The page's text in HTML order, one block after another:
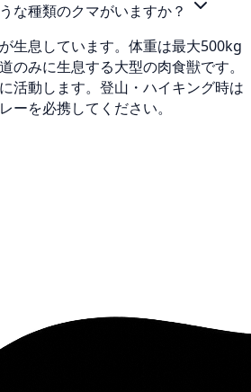
な種類のクマがいますか？
生息しています。体重は最大500kg
のみに生息する大型の肉食獣です。
活動します。登山・ハイキング時は
ーを必携してください。